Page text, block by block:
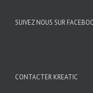
SUIVEZ NOUS SUR
CONTACTER KREATIC